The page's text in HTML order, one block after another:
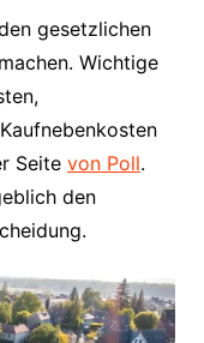
gesetzlichen
Wichtige
Seite von Poll.
den